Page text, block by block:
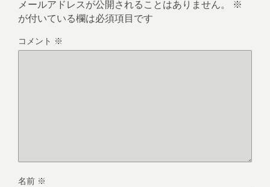
メールアドレスが公開されることはありません。
※
が付いている欄は必須項目です
コメント ※
名前 ※